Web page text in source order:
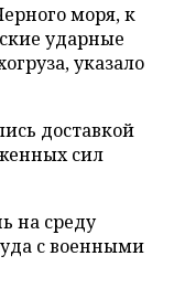
моря, к
ударные
указало
доставкой
сил
на среду
с военными